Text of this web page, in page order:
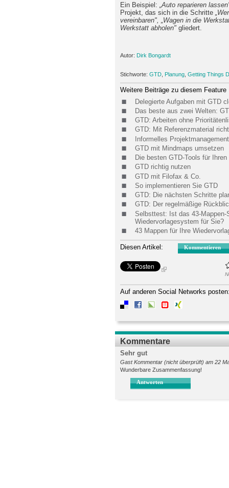
Ein Beispiel: „Auto reparieren
Projekt, das sich in die Schritte
vereinbaren", „Wagen in die
Werkstatt abholen" gliedert.
Autor: Dirk Bongardt
Stichworte: GTD Planung Getting Things
Weitere Beiträge zu diesem Feature
Delegierte Aufgaben mit GTD
Das beste aus zwei Welten:
GTD: Arbeiten ohne
GTD: Mit Referenzmaterial
Informelles
GTD mit Mindmaps umsetzen
Die besten GTD-Tools für Ihren
GTD richtig nutzen
GTD mit Filofax & Co.
So implementieren Sie GTD
GTD: Die nächsten Schritte
GTD: Der regelmäßige
Selbsttest: Ist das 43-
Wiedervorlagesystem für Sie?
43 Mappen für Ihre
Diesen Artikel: Kommentieren
Auf anderen Social Networks
Kommentare
Sehr gut
Gast Kommentar (nicht überprüft) am 22
Wunderbare Zusammenfassung!
Antworten